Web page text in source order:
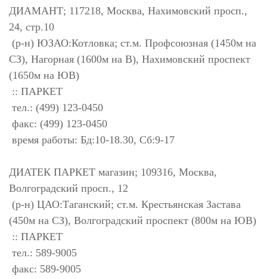
ДИАМАНТ; 117218, Москва, Нахимовский просп.,
24, стр.10
(р-н) ЮЗАО:Котловка; ст.м. Профсоюзная (1450м на
СЗ), Нагорная (1600м на В), Нахимовский проспект
(1650м на ЮВ)
:: ПАРКЕТ
тел.: (499) 123-0450
факс: (499) 123-0450
время работы: Бд:10-18.30, Сб:9-17
ДИАТЕК ПАРКЕТ магазин; 109316, Москва,
Волгоградский просп., 12
(р-н) ЦАО:Таганский; ст.м. Крестьянская Застава
(450м на СЗ), Волгоградский проспект (800м на ЮВ)
:: ПАРКЕТ
тел.: 589-9005
факс: 589-9005